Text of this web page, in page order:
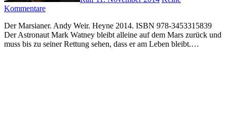
Kommentare
Der Marsianer. Andy Weir. Heyne 2014. ISBN 978-3453315839
Der Astronaut Mark Watney bleibt alleine auf dem Mars zurück und
muss bis zu seiner Rettung sehen, dass er am Leben bleibt.…